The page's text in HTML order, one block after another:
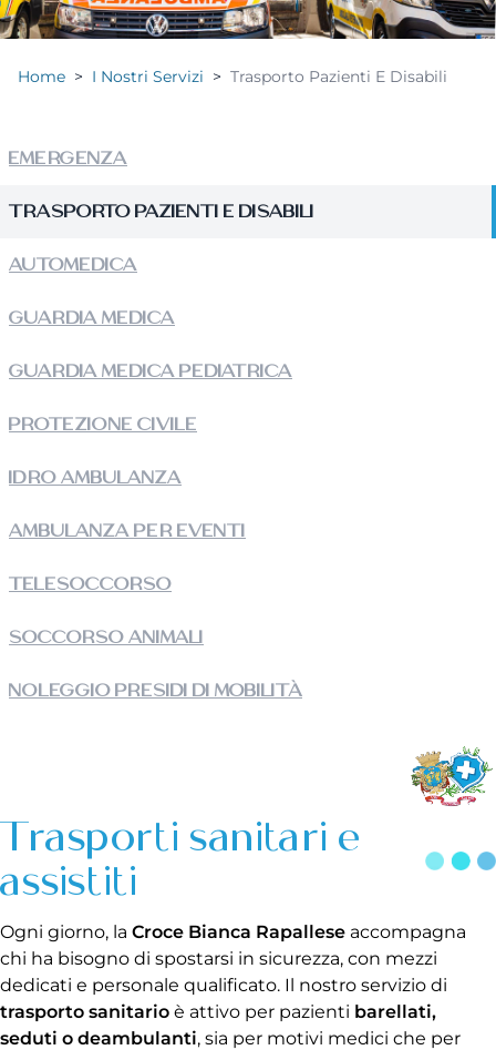
Home > I Nostri Servizi > Trasporto Pazienti E Disabili
EMERGENZA
TRASPORTO PAZIENTI E DISABILI
AUTOMEDICA
GUARDIA MEDICA
GUARDIA MEDICA PEDIATRICA
PROTEZIONE CIVILE
IDRO AMBULANZA
AMBULANZA PER EVENTI
TELESOCCORSO
SOCCORSO ANIMALI
NOLEGGIO PRESIDI DI MOBILITÀ
Trasporti sanitari e
assistiti
Ogni giorno, la Croce Bianca Rapallese accompagna
chi ha bisogno di spostarsi in sicurezza, con mezzi
dedicati e personale qualificato. Il nostro servizio di
trasporto sanitario è attivo per pazienti barellati,
seduti o deambulanti, sia per motivi medici che per